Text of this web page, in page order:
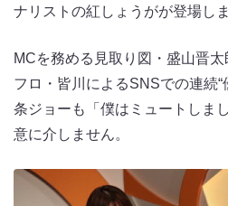
ナリストの紅しょうがが登場しま
MCを務める見取り図・盛山晋
フロ・皆川によるSNSでの連続
条ジョーも「僕はミュートしま
意に介しません。